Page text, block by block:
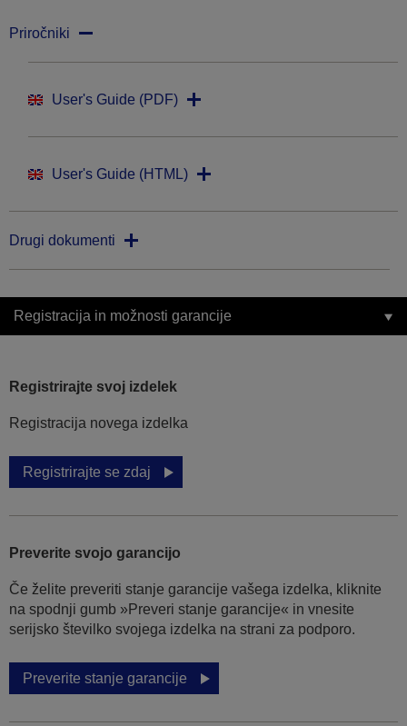
Priročniki
User's Guide (PDF)
User's Guide (HTML)
Drugi dokumenti
Registracija in možnosti garancije
Registrirajte svoj izdelek
Registracija novega izdelka
Registrirajte se zdaj
Preverite svojo garancijo
Če želite preveriti stanje garancije vašega izdelka, kliknite
na spodnji gumb »Preveri stanje garancije« in vnesite
serijsko številko svojega izdelka na strani za podporo.
Preverite stanje garancije